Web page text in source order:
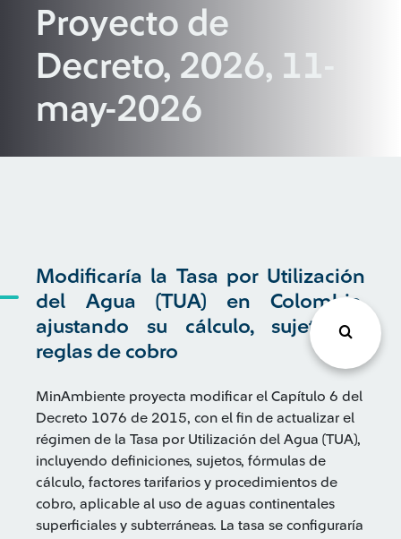
Proyecto de
Decreto, 2026, 11-
may-2026
Modificaría la Tasa por Utilización
del Agua (TUA) en Colombia,
ajustando su cálculo, sujetos y
reglas de cobro
MinAmbiente proyecta modificar el Capítulo 6 del
Decreto 1076 de 2015, con el fin de actualizar el
régimen de la Tasa por Utilización del Agua (TUA),
incluyendo definiciones, sujetos, fórmulas de
cálculo, factores tarifarios y procedimientos de
cobro, aplicable al uso de aguas continentales
superficiales y subterráneas. La tasa se configuraría